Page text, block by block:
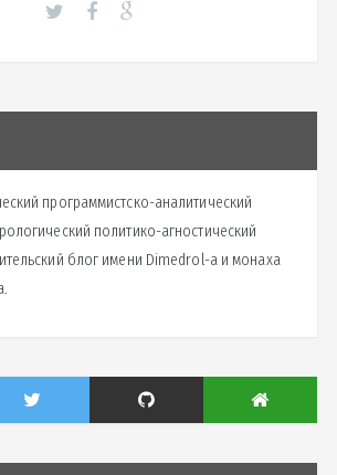
программистско-аналитический
политико-агностический
блог имени Dimedrol-a и монаха